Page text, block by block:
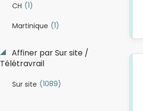
CH (1)
Martinique (1)
Affiner par Sur site /
Télétravrail
Sur site (1089)